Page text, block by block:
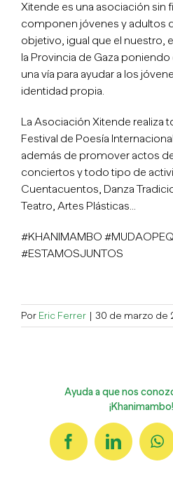
Xitende es una asociación sin
componen jóvenes y adultos
objetivo, igual que el nuestro,
la Provincia de Gaza
una vía para ayudar a los
identidad propia.
La Asociación Xitende realiza
Festival de Poesía
además de promover actos
conciertos y todo tipo de
Cuentacuentos, Danza
Teatro, Artes Plásticas…
#KHANIMAMBO
#ESTAMOSJUNTOS
Por Eric Ferrer | 30 de marzo de
Ayuda a que nos
FacebookLinkedIn